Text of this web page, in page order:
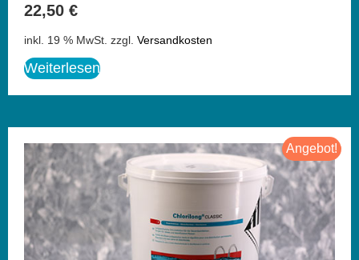
22,50 €
inkl. 19 % MwSt. zzgl. Versandkosten
Weiterlesen
Angebot!